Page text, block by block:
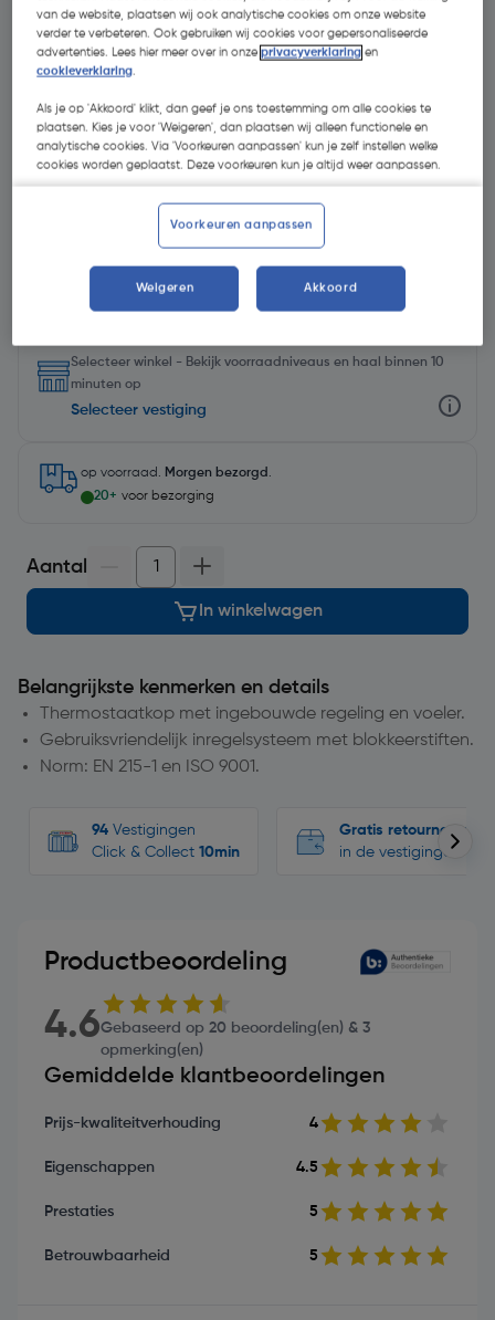
€ 27,52| Excl. btw € 22,74
Kies productvariant(1)
Selecteer winkel - Bekijk voorraadniveaus en haal binnen 10
minuten op
Selecteer vestiging
op voorraad. Morgen bezorgd .
20+ voor bezorging
Aantal
In winkelwagen
Belangrijkste kenmerken en details
Thermostaatkop met ingebouwde regeling en voeler.
Gebruiksvriendelijk inregelsysteem met blokkeerstiften.
Norm: EN 215-1 en ISO 9001.
94 Vestigingen
Click & Collect 10min
Gratis retourneren
in de vestigingen
Productbeoordeling
4.6Gebaseerd op 20 beoordeling(en) & 3
opmerking(en)
Gemiddelde klantbeoordelingen
Prijs-kwaliteitverhouding 4
Eigenschappen 4.5
Prestaties 5
Betrouwbaarheid 5
van de website, plaatsen wij ook analytische cookies om onze website
verder te verbeteren. Ook gebruiken wij cookies voor gepersonaliseerde
advertenties. Lees hier meer over in onzeprivacyverklaring en
cookieverklaring.
Als je op 'Akkoord' klikt, dan geef je ons toestemming om alle cookies te
plaatsen. Kies je voor 'Weigeren', dan plaatsen wij alleen functionele en
analytische cookies. Via 'Voorkeuren aanpassen' kun je zelf instellen welke
cookies worden geplaatst. Deze voorkeuren kun je altijd weer aanpassen.
Voorkeuren aanpassen
Weigeren Akkoord